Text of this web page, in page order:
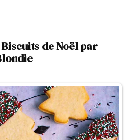
Biscuits de Noël par